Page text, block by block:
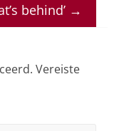
behind’ →
Vereiste